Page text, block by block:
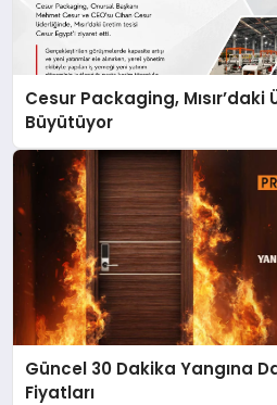
Cesur Packaging, Mısır’daki
Büyütüyor
Güncel 30 Dakika Yangına
Fiyatları